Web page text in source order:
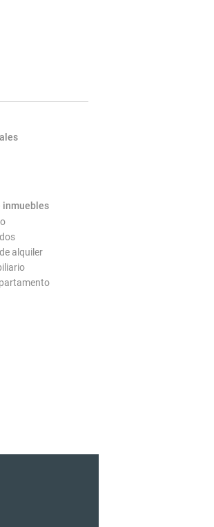
inmuebles
alquiler